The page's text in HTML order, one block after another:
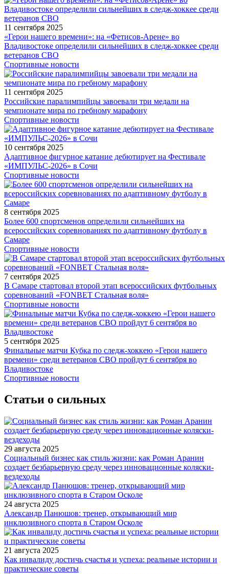
11 сентября 2025
«Герои нашего времени»: на «Фетисов-Арене» во
Владивостоке определили сильнейших в следж-хоккее среди
ветеранов СВО
Спортивные новости
11 сентября 2025
Российские паралимпийцы завоевали три медали на
чемпионате мира по гребному марафону
Спортивные новости
10 сентября 2025
Адаптивное фигурное катание дебютирует на Фестивале
«ИМПУЛЬС-2026» в Сочи
Спортивные новости
8 сентября 2025
Более 600 спортсменов определили сильнейших на
всероссийских соревнованиях по адаптивному футболу в
Самаре
Спортивные новости
7 сентября 2025
В Самаре стартовал второй этап всероссийских футбольных
соревнований «FONBET Стальная воля»
Спортивные новости
5 сентября 2025
Финальные матчи Кубка по следж-хоккею «Герои нашего
времени» среди ветеранов СВО пройдут 6 сентября во
Владивостоке
Спортивные новости
Статьи о сильных
29 августа 2025
Социальный бизнес как стиль жизни: как Роман Аранин
создает безбарьерную среду через инновационные коляски-
вездеходы
24 августа 2025
Александр Панюшов: тренер, открывающий мир
инклюзивного спорта в Старом Осколе
21 августа 2025
Как инвалиду достичь счастья и успеха: реальные истории и
практические советы